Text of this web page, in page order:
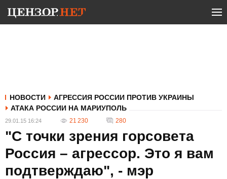
НОВОСТИ
АГРЕССИЯ РОССИИ ПРОТИВ УКРАИНЫ
АТАКА РОССИИ НА МАРИУПОЛЬ
29.01.15 16:24 21 230 280
"С точки зрения горсовета
Россия – агрессор. Это я вам
подтверждаю", - мэр